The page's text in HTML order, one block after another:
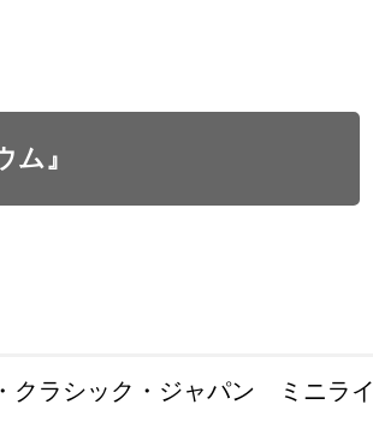
』
クラシック・ジャパン ミニライ